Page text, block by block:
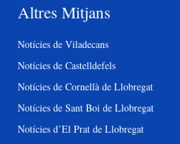
Altres Mitjans
Notícies de Viladecans
Notícies de Castelldefels
Notícies de Cornellà de Llobregat
Notícies de Sant Boi de Llobregat
Notícies d’El Prat de Llobregat